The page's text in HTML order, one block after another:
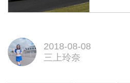
積もり
2018-08-08
三上玲奈